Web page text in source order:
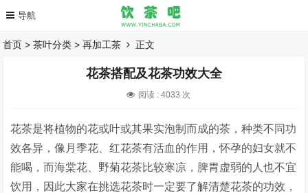
首页 >茶叶分类 >再加工茶 正文
花茶搭配及花茶功效大全
阅读 :4033 次
花茶是将植物的花或叶或其果实泡制而成的茶，种类不同功
效各异，像月季花、红花茶有活血的作用，怀孕的妇女就不
能喝，而海棠花、野菊花茶比较寒凉，脾胃虚弱的人也不宜
饮用，因此大家在挑选花茶时一定要了解清楚花茶的功效，